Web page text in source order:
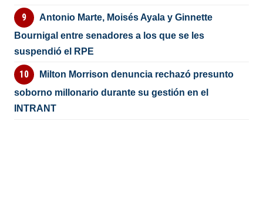
Antonio Marte, Moisés Ayala y Ginnette
Bournigal entre senadores a los que se les
suspendió el RPE
Milton Morrison denuncia rechazó presunto
soborno millonario durante su gestión en el
INTRANT